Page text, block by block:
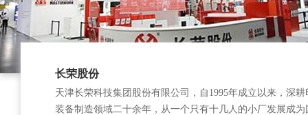
长荣股份
天津长荣科技集团股份有限公司，自1995年成立以来，深耕
装备制造领域二十余年，从一个只有十几人的小厂发展成为